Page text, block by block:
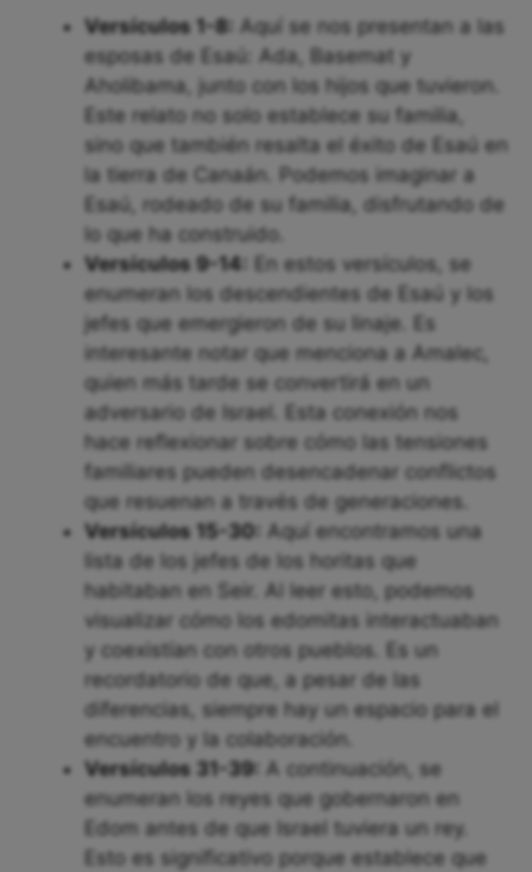
Versículos 1-8: Aquí se nos presentan a las
esposas de Esaú: Ada, Basemat y
Aholibama, junto con los hijos que tuvieron.
Este relato no solo establece su familia,
sino que también resalta el éxito de Esaú en
la tierra de Canaán. Podemos imaginar a
Esaú, rodeado de su familia, disfrutando de
lo que ha construido.
Versículos 9-14:
En estos versículos, se
enumeran los descendientes de Esaú y los
jefes que emergieron de su linaje. Es
interesante notar que menciona a Amalec,
quien más tarde se convertirá en un
adversario de Israel. Esta conexión nos
hace reflexionar sobre cómo las tensiones
familiares pueden desencadenar conflictos
que resuenan a través de generaciones.
Versículos 15-30: Aquí encontramos una
lista de los jefes de los horitas que
habitaban en Seir. Al leer esto, podemos
visualizar cómo los edomitas interactuaban
y coexistían con otros pueblos. Es un
recordatorio de que, a pesar de las
diferencias, siempre hay un espacio para el
encuentro y la colaboración.
Versículos 31-39: A continuación, se
enumeran los reyes que gobernaron en
Edom antes de que Israel tuviera un rey.
Esto es significativo porque establece que